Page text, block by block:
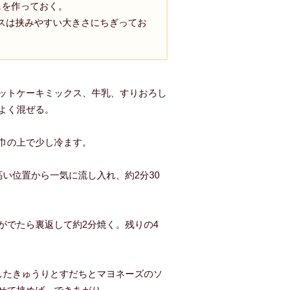
作っておく。
は挟みやすい大きさにちぎってお
トケーキミックス、牛乳、すりおろし
く混ぜる。
の上で少し冷ます。
位置から一気に流し入れ、約2分30
でたら裏返して約2分焼く。残りの4
きゅうりとすだちとマヨネーズのソ